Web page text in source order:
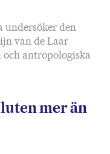
undersöker den
van de Laar
antropologiska
mer än